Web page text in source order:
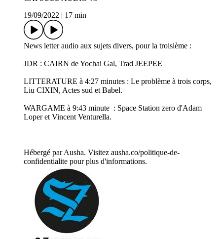
19/09/2022
17 min
News letter audio aux sujets divers, pour la troisième :
JDR : CAIRN de Yochai Gal, Trad JEEPEE
LITTERATURE à 4:27 minutes : Le problème à trois corps,
Liu CIXIN, Actes sud et Babel.
WARGAME à 9:43 minute : Space Station zero d'Adam
Loper et Vincent Venturella.
Hébergé par Ausha. Visitez ausha.co/politique-de-
confidentialite pour plus d'informations.